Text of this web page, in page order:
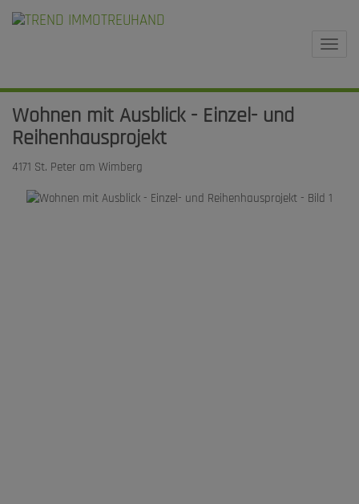
Wohnen mit Ausblick - Einzel- und
Reihenhausprojekt
4171 St. Peter am Wimberg